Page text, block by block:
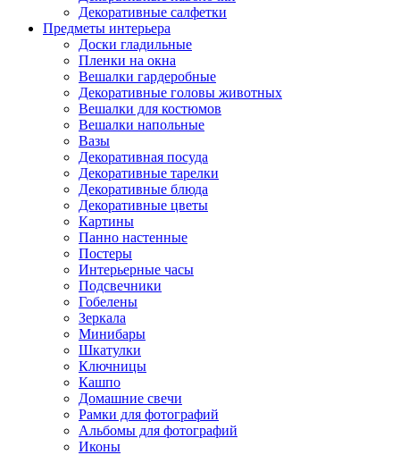
Декоративные салфетки
Предметы интерьера
Доски гладильные
Пленки на окна
Вешалки гардеробные
Декоративные головы животных
Вешалки для костюмов
Вешалки напольные
Вазы
Декоративная посуда
Декоративные тарелки
Декоративные блюда
Декоративные цветы
Картины
Панно настенные
Постеры
Интерьерные часы
Подсвечники
Гобелены
Зеркала
Минибары
Шкатулки
Ключницы
Кашпо
Домашние свечи
Рамки для фотографий
Альбомы для фотографий
Иконы